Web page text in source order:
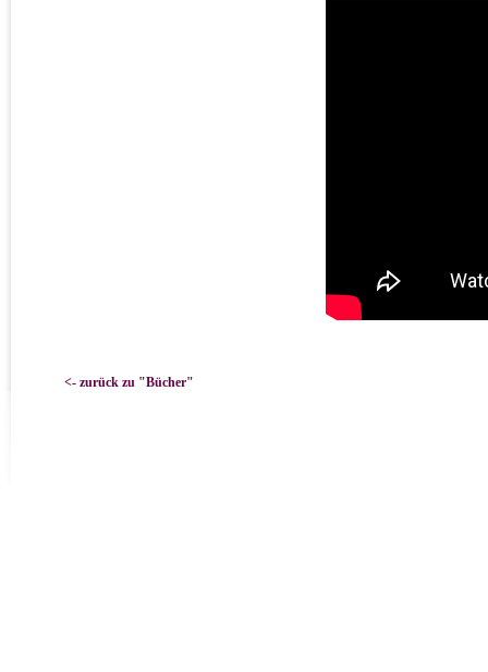
<- zurück zu "Bücher"